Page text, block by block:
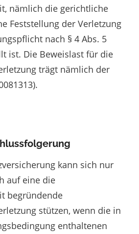
nämlich die gerichtliche
Feststellung der Verletzung
nach § 4 Abs. 5
ist. Die Beweislast für die
trägt nämlich der
kann sich nur
auf eine die
begründende
stützen, wenn die in
enthaltenen